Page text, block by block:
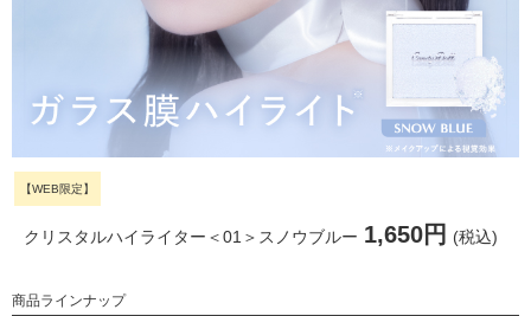
【WEB限定】
クリスタルハイライター＜01＞スノウブルー 1,650円 (税込)
商品ラインナップ